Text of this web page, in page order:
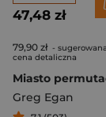
47,48 zł
79,90 zł - sugerowana
cena detaliczna
Miasto
Greg Egan